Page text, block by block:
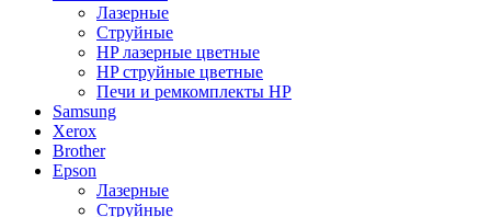
Лазерные
Струйные
HP лазерные цветные
HP струйные цветные
Печи и ремкомплекты HP
Samsung
Xerox
Brother
Epson
Лазерные
Струйные